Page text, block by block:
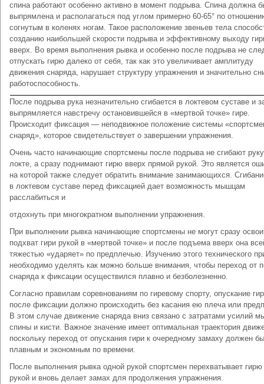
спина работают особенно активно в момент подрыва. Спина должна
выпрямлена и располагаться под углом примерно 60-65° по
согнутым в коленях ногам. Такое расположение звеньев тела
созданию наибольшей скорости подрыва и эффективному выходу
вверх. Во время выполнения рывка и особенно после подрыва не
отпускать гирю далеко от себя, так как это увеличивает амплитуду
движения снаряда, нарушает структуру упражнения и значительно
работоспособность.
После подрыва рука незначительно сгибается в локтевом суставе и
выпрямляется навстречу остановившейся в «мертвой точке» гире.
Происходит фиксация — неподвижное положение системы
снаряд», которое свидетельствует о завершении упражнения.
Очень часто начинающие спортсмены после подрыва не сгибают
локте, а сразу поднимают гирю вверх прямой рукой. Это является
на которой также следует обратить внимание занимающихся.
в локтевом суставе перед фиксацией дает возможность мышцам
расслабиться и
отдохнуть при многократном выполнении упражнения.
При выполнении рывка начинающие спортсмены не могут сразу
подхват гири рукой в «мертвой точке» и после подъема вверх она
тяжестью «ударяет» по предплечью. Изучению этого техниче­ского
необходимо уделять как можно больше внимания, чтобы переход от
снаряда к фиксации осуществился плавно и безболезненно.
Согласно правилам соревнованиям по гиревому спорту, опускание
после фиксации должно происходить без касания ею плеча или
В этом случае движение снаряда вниз связано с затратами усилий
спины и кисти. Важное значение имеет оптимальная траектория
поскольку переход от опускания гири к очередному замаху должен
плавным и экономным по времени.
После выполнения рывка одной рукой спортсмен перехватывает гирю
рукой и вновь делает замах для продолжения упражнения.